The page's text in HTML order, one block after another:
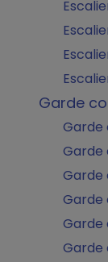
Garde
Garde
Garde
Garde
Garde
Garde
Garde